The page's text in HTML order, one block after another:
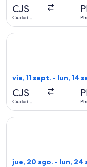
CJS
Ciudad
vie, 11 sept. - lun, 14
CJS
Ciudad
Seleccionar vuelo de
jue, 20 ago. - lun, 24
Seleccionar vuelo de